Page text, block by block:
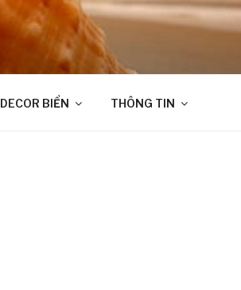
DECOR BIỂN THÔNG TIN